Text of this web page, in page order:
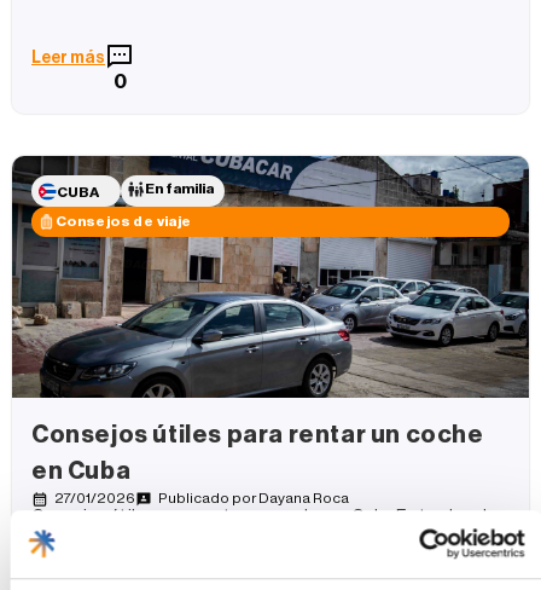
Leer más
0
CUBA En familia
Consejos de viaje
Consejos útiles para rentar un coche
en Cuba
27/01/2026 Publicado porDayana Roca
viaje a Cuba de seguro has incluido